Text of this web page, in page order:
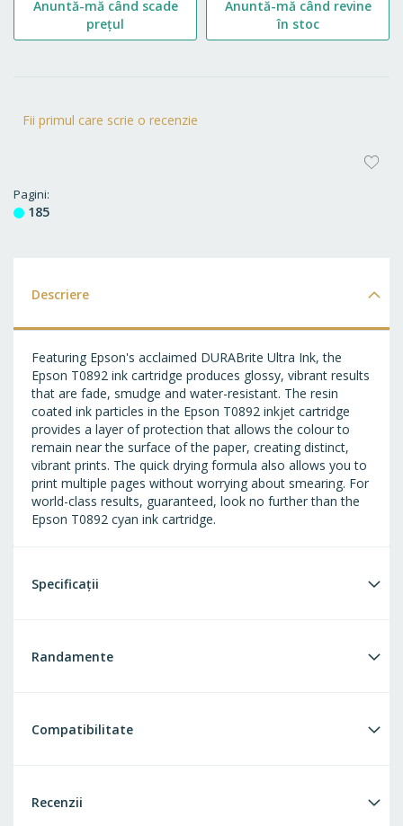
Fii primul care scrie o recenzie
Pagini
185
Anuntă-mă când scade
prețul
Anuntă-mă când revine
în stoc
Descriere
Featuring Epson's acclaimed DURABrite Ultra Ink, the
Epson T0892 ink cartridge produces glossy, vibrant results
that are fade, smudge and water-resistant. The resin
coated ink particles in the Epson T0892 inkjet cartridge
provides a layer of protection that allows the colour to
remain near the surface of the paper, creating distinct,
vibrant prints. The quick drying formula also allows you to
print multiple pages without worrying about smearing. For
world-class results, guaranteed, look no further than the
Epson T0892 cyan ink cartridge.
Specificații
Randamente
Compatibilitate
Recenzii